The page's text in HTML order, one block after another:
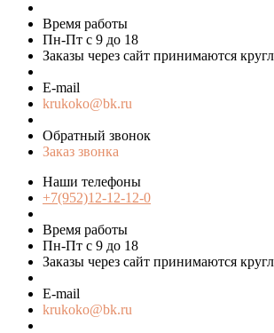
Время работы
Пн-Пт с 9 до 18
Заказы через сайт принимаются
E-mail
krukoko@bk.ru
Обратный звонок
Заказ звонка
Наши телефоны
+7(952)12-12-12-0
Время работы
Пн-Пт с 9 до 18
Заказы через сайт принимаются
E-mail
krukoko@bk.ru